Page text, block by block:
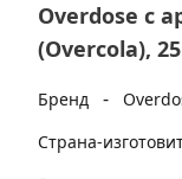
Overdose с
(Overcola),
Бренд -
Страна-